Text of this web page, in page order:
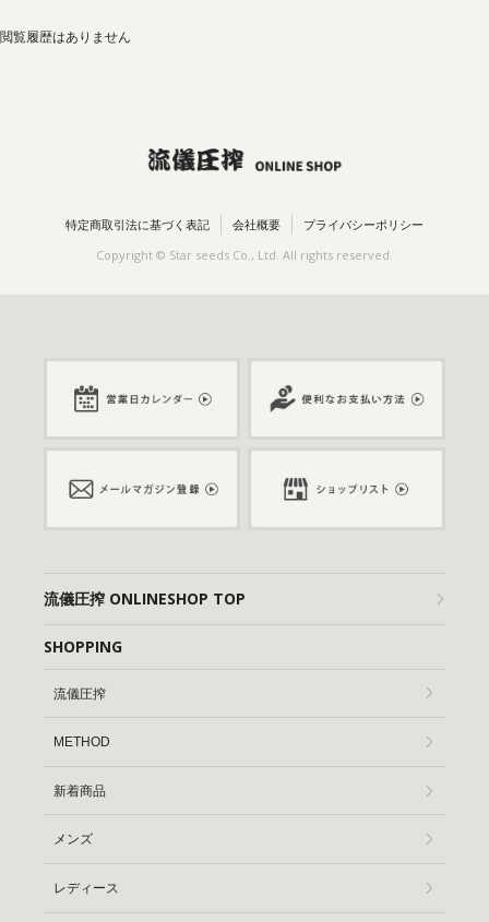
閲覧履歴はありません
特定商取引法に基づく表記 会社概要 プライバシーポリシー
Copyright © Star seeds Co., Ltd. All rights reserved.
流儀圧搾 ONLINESHOP TOP
SHOPPING
流儀圧搾
METHOD
新着商品
メンズ
レディース